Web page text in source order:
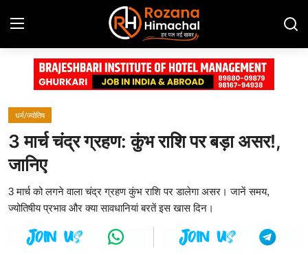
Login Register
Home
Contact
Advertisement Gallery
हिमाचल प्रदेश
धर्म/ज्योतिष
3 मार्च चंद्र ग्रहण: कुंभ राशि पर बड़ा असर!,
जानिए
3 मार्च को लगने वाला चंद्र ग्रहण कुंभ राशि पर डालेगा असर। जानें समय,
ज्योतिषीय प्रभाव और क्या सावधानियां बरतें इस खास दिन।